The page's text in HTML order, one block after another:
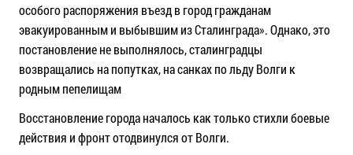
особого распоряжения въезд в город гражданам
эвакуированным и выбывшим из Сталинграда». Однако, это
постановление не выполнялось, сталинградцы
возвращались на попутках, на санках по льду Волги к
родным пепелищам
Восстановление города началось как только стихли боевые
действия и фронт отодвинулся от Волги.